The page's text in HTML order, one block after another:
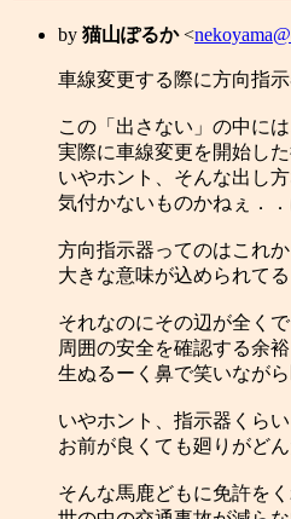
by 猫山ぽるか<
車線変更する際に方向指
この「出さない」の中に
実際に車線変更を開始し
いやホント、そんな出し
気付かないものかねぇ．
方向指示器ってのはこれ
大きな意味が込められてる
それなのにその辺が全く
周囲の安全を確認する余
生ぬるーく鼻で笑いなが
いやホント、指示器くら
お前が良くても廻りがど
そんな馬鹿どもに免許を